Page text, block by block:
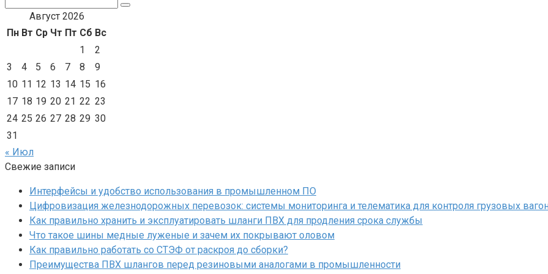
Август 2026
Пн Вт Ср Чт Пт Сб Вс
1
2
3
4 5 6 7 8
9
10 11 12 13 14 15 16
17 18 19 20 21 22 23
24 25 26 27 28 29 30
31
« Июл
Свежие записи
Интерфейсы и удобство использования в промышленном ПО
Цифровизация железнодорожных перевозок: системы мониторинга и телематика для контроля грузовых
Как правильно хранить и эксплуатировать шланги ПВХ для продления срока службы
Что такое шины медные луженые и зачем их покрывают оловом
Как правильно работать со СТЭФ от раскроя до сборки?
Преимущества ПВХ шлангов перед резиновыми аналогами в промышленности